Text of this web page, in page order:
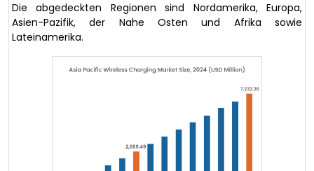
Die abgedeckten Regionen sind Nordamerika, Europa,
Asien-Pazifik, der Nahe Osten und Afrika sowie
Lateinamerika.